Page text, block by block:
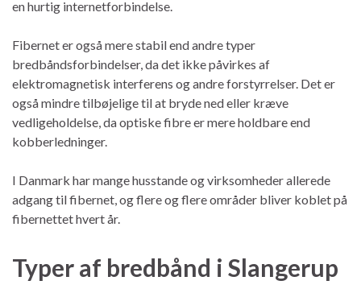
en hurtig internetforbindelse.
Fibernet er også mere stabil end andre typer
bredbåndsforbindelser, da det ikke påvirkes af
elektromagnetisk interferens og andre forstyrrelser. Det er
også mindre tilbøjelige til at bryde ned eller kræve
vedligeholdelse, da optiske fibre er mere holdbare end
kobberledninger.
I Danmark har mange husstande og virksomheder allerede
adgang til fibernet, og flere og flere områder bliver koblet på
fibernettet hvert år.
Typer af bredbånd i Slangerup